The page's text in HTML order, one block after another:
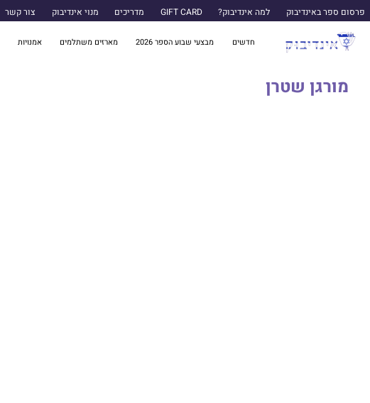
פרסום ספר באינדיבוק למה אינדיבוק? GIFT CARD מדריכים מנוי אינדיבוק צור קשר
חדשים מבצעי שבוע הספר 2026 מארזים משתלמים אמנויות
מורגן שטרן